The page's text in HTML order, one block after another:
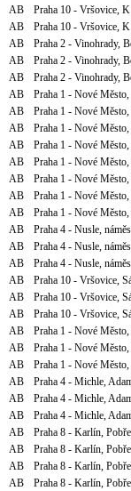
AB Praha 10 - Vršovice,
AB Praha 10 - Vršovice,
AB Praha 2 - Vinohrady,
AB Praha 2 - Vinohrady,
AB Praha 2 - Vinohrady,
AB Praha 1 - Nové
AB Praha 1 - Nové
AB Praha 1 - Nové
AB Praha 1 - Nové
AB Praha 1 - Nové
AB Praha 1 - Nové
AB Praha 1 - Nové
AB Praha 1 - Nové
AB Praha 4 - Nusle,
AB Praha 4 - Nusle,
AB Praha 4 - Nusle,
AB Praha 10 - Vršovice,
AB Praha 10 - Vršovice,
AB Praha 10 - Vršovice,
AB Praha 1 - Nové
AB Praha 1 - Nové
AB Praha 1 - Nové
AB Praha 4 - Michle,
AB Praha 4 - Michle,
AB Praha 4 - Michle,
AB Praha 8 - Karlín,
AB Praha 8 - Karlín,
AB Praha 8 - Karlín,
AB Praha 8 - Karlín,